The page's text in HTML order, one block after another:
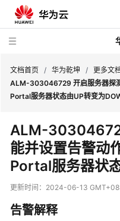
云
服
云
理
文档首页 / 华为乾坤 / 更多文
ALM-303046729 开启服务器探
Portal服务器状态由UP转变为
ALM-
能并设置告警动
Portal服务器状
更新时间： 2024-06-13
告警解释